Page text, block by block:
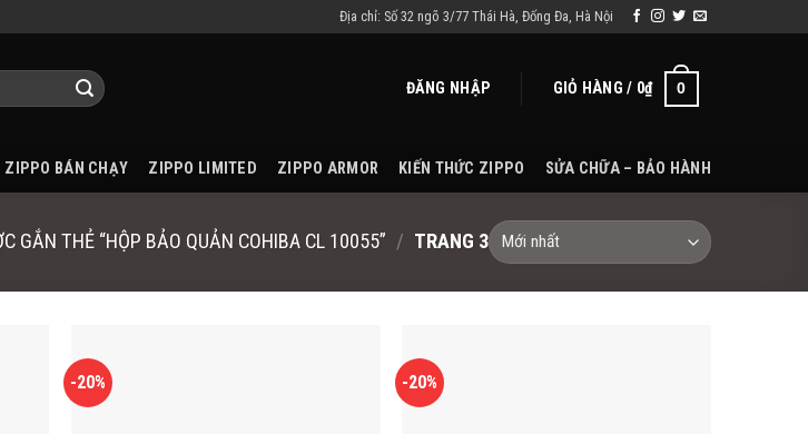
Địa chỉ: Số 32 ngõ 3/77 Thái Hà, Đống Đa, Hà Nội
ĐĂNG NHẬP GIỎ HÀNG / 0₫ 0
ZIPPO BÁN CHẠY ZIPPO LIMITED ZIPPO ARMOR KIẾN THỨC ZIPPO SỬA CHỮA – BẢO HÀNH
GẮN THẺ “HỘP BẢO QUẢN COHIBA CL 10055” / TRANG 3
-20% -20%